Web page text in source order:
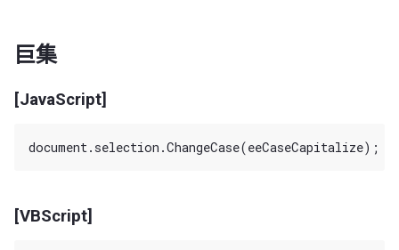
巨集
[JavaScript]
[VBScript]